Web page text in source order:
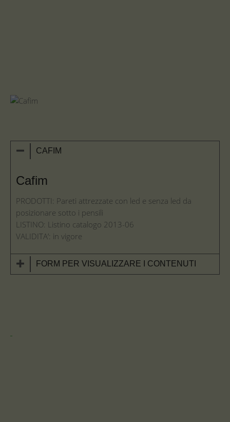
CAFIM
Cafim
PRODOTTI: Pareti attrezzate con led e senza led da
posizionare sotto i pensili
LISTINO: Listino catalogo 2013-06
VALIDITA’: in vigore
FORM PER VISUALIZZARE I CONTENUTI